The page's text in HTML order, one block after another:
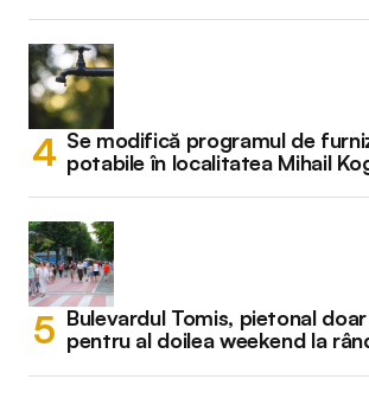
Se modifică programul de
potabile în localitatea Mihail
Bulevardul Tomis, pietonal
pentru al doilea weekend la